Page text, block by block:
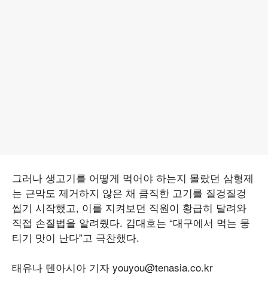
그러나 생고기를 어떻게 먹어야 하는지 몰랐던 삼형제
는 근막도 제거하지 않은 채 큼직한 고기를 질겅질겅
씹기 시작했고, 이를 지켜보던 직원이 황급히 달려와
직접 손질법을 알려줬다. 김대호는 “대구에서 먹는 뭉
티기 맛이 난다”고 극찬했다.
태유나 텐아시아 기자 youyou@tenasia.co.kr